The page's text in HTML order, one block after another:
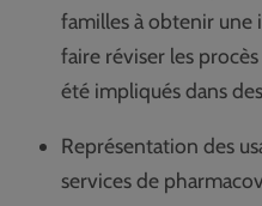
familles à obtenir une
faire réviser les
été impliqués dans
Représentation des
services de